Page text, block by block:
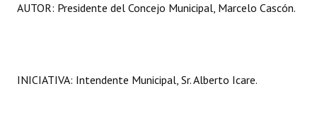
AUTOR: Presidente del Concejo Municipal, Marcelo Cascón.
INICIATIVA: Intendente Municipal, Sr. Alberto Icare.